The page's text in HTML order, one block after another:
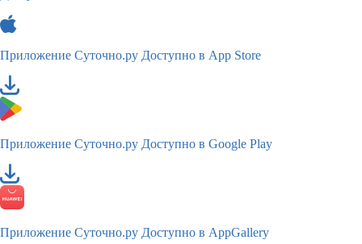
Приложение Суточно.ру Доступно в App Store
Приложение Суточно.ру Доступно в Google Play
Приложение Суточно.ру Доступно в AppGallery